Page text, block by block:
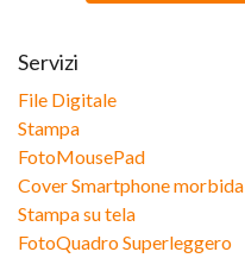
Servizi
File Digitale
Stampa
FotoMousePad
Cover Smartphone morbida
Stampa su tela
FotoQuadro Superleggero